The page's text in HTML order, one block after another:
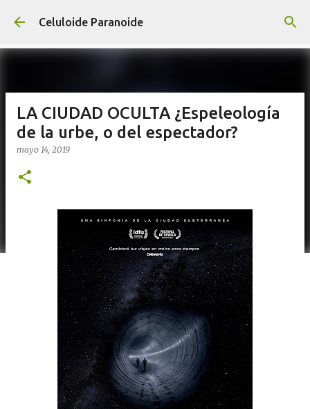
Ir al contenido principal
Celuloide Paranoide
LA CIUDAD OCULTA ¿Espeleología
de la urbe, o del espectador?
mayo 14, 2019